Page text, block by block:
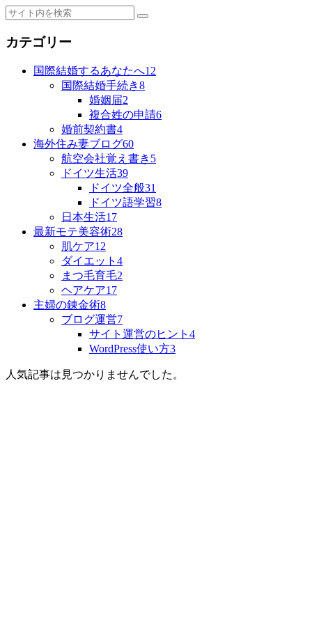
カテゴリー
国際結婚するあなたへ12
国際結婚手続き8
婚姻届2
複合姓の申請6
婚前契約書4
海外住み妻ブログ60
航空会社覚え書き 5
ドイツ生活39
ドイツ全般31
ドイツ語学習8
日本生活17
最新モテ美容術28
肌ケア12
ダイエット 4
まつ毛育毛2
ヘアケア17
主婦の錬金術8
ブログ運営7
サイト運営のヒント 4
WordPress使い方3
人気記事は見つかりませんでした。